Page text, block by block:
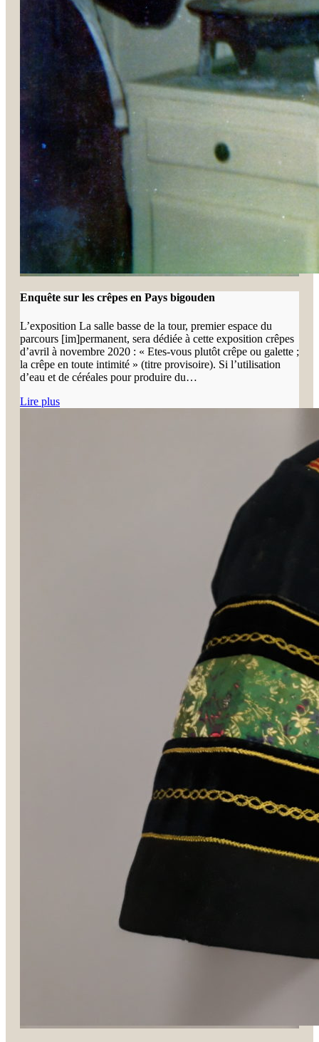
Enquête sur les crêpes en Pays bigouden
L’exposition La salle basse de la tour, premier espace du
parcours [im]permanent, sera dédiée à cette exposition crêpes
d’avril à novembre 2020 : « Etes-vous plutôt crêpe ou galette ;
la crêpe en toute intimité » (titre provisoire). Si l’utilisation
d’eau et de céréales pour produire du…
Lire plus